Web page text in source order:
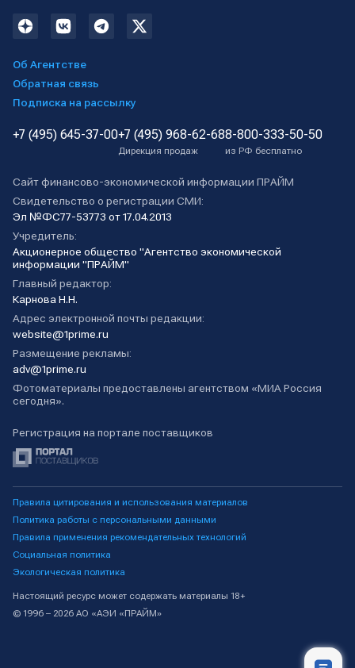
Об Агентстве
Обратная связь
Подписка на рассылку
+7 (495) 645-37-00+7 (495) 968-62-68
Дирекция продаж
8-800-333-50-50
из РФ бесплатно
Сайт финансово-экономической информации ПРАЙМ
Свидетельство о регистрации СМИ:
Эл №ФС77-53773 от 17.04.2013
Учредитель:
Акционерное общество "Агентство экономической
информации "ПРАЙМ"
Главный редактор:
Карнова Н.Н.
Адрес электронной почты редакции:
website@1prime.ru
Размещение рекламы:
adv@1prime.ru
Фотоматериалы предоставлены агентством «МИА Россия
сегодня».
Регистрация на портале поставщиков
Правила цитирования и использования материалов
Политика работы с персональными данными
Правила применения рекомендательных технологий
Социальная политика
Экологическая политика
Настоящий ресурс может содержать материалы 18+
© 1996 – 2026 АО «АЭИ «ПРАЙМ»